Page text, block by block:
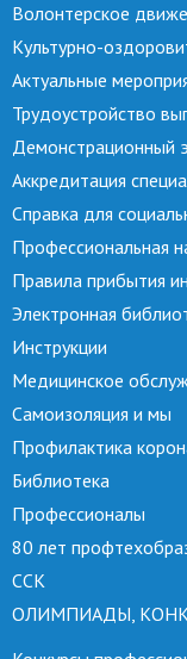
Волонтерское
Культурно-
Актуальные
Трудоустройство
Демонстрационный
Аккредитация
Справка для
Профессиональная
Правила прибытия
Электронная
Инструкции
Медицинское
Самоизоляция и мы
Профилактика
Библиотека
Профессионалы
80 лет
ССК
ОЛИМПИАДЫ,